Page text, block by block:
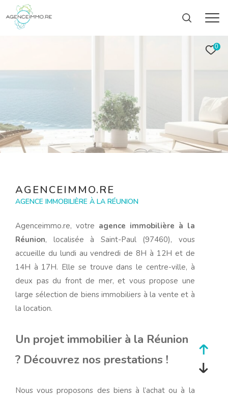
0
AGENCEIMMO.RE
AGENCE IMMOBILIÈRE À LA RÉUNION
Agenceimmo.re, votre agence immobilière à la
Réunion, localisée à Saint-Paul (97460), vous
accueille du lundi au vendredi de 8H à 12H et de
14H à 17H. Elle se trouve dans le centre-ville, à
deux pas du front de mer, et vous propose une
large sélection de biens immobiliers à la vente et à
la location.
Un projet immobilier à la Réunion
? Découvrez nos prestations !
Nous vous proposons des biens à l’achat ou à la